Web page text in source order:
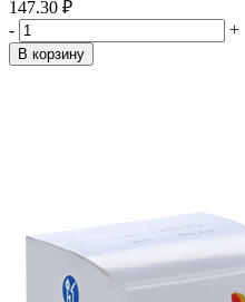
147.30 ₽
-
+
В корзину